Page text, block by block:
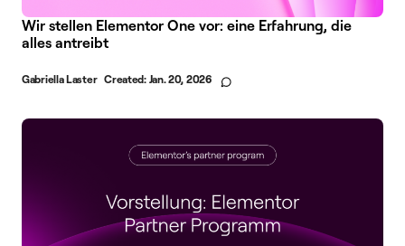
Wir stellen Elementor One vor: eine Erfahrung, die
alles antreibt
Gabriella Laster Created: Jan. 20, 2026